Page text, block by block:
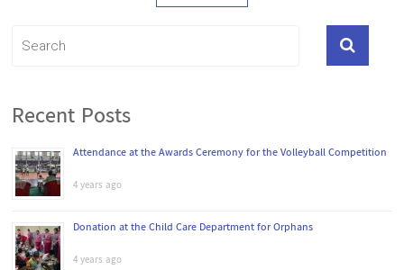
Recent Posts
Attendance at the Awards Ceremony for the Volleyball Competition
4 years ago
Donation at the Child Care Department for Orphans
4 years ago